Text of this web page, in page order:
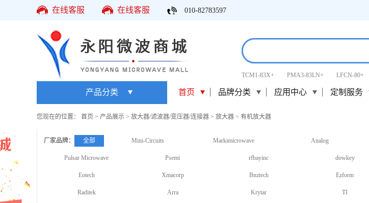
在线客服 在线客服 010-82783597
TCM1-83X+ PMA3-83LN+ LFCN-80+
产品分类 首页 品牌分类 应用中心 定制服务
您现在的位置： 首页 > 产品展示 > 放大器/滤波器/变压器/连接器 > 放大器 > 有机放大器
厂家品牌： 全部 Mini-Circuits Markimicrowave Analog
Pulsar Microwave Psemi rfbayinc dowkey
Eotech Xmacorp Bnztech Ezform
Raditek Arra Krytar TI